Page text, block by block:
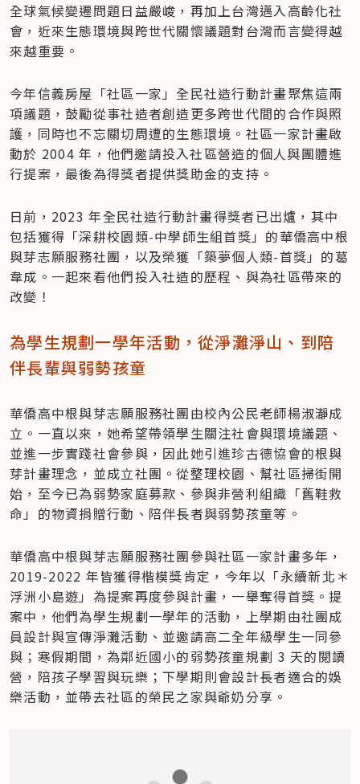
全球氣候變遷問題日益嚴峻，再加上台灣邁入高齡化社
會，近來生態環境與跨世代關懷議題對台灣而言變得越
來越重要。
今年信義房屋「社區一家」全民社造行動計畫聚焦這兩
項議題，鼓勵從事社造者創造更多跨世代間的合作與照
護，同時也不忘關切周遭的生態環境。社區一家計畫啟
動於 2004 年，他們邀請投入社區營造的個人與團體進
行提案，最後為得獎者提供獎助金的支持。
日前，2023 年全民社造行動計畫得獎者已出爐，其中
包括獲得「深耕校園類-中學師生組首獎」的華僑高中根
與芽志願服務社團，以及榮獲「築夢個人類-首獎」的葛
韋成。一起來看他們投入社造的歷程、與為社區帶來的
改變！
為學生規劃一學年活動，從淨灘淨山、到陪
伴長輩與弱勢孩童
華僑高中根與芽志願服務社團由校內公民老師楊淑瀞成
立。一直以來，她希望帶領學生關注社會與環境議題、
並進一步實踐社會參與，因此她引進珍古德協會的根與
芽計畫理念，並成立社團。從整理校園、幫社區掃街開
始，至今已為弱勢家庭募款、參與非營利組織「舊鞋救
命」的物資捐贈行動、陪伴長者與弱勢孩童等。
華僑高中根與芽志願服務社團參與社區一家計畫多年，
2019-2022 年皆獲得楷模獎肯定，今年以「永續新北＊
浮洲小島遊」為提案再度參與計畫，一舉奪得首獎。提
案中，他們為學生規劃一學年的活動，上學期由社團成
員設計與宣傳淨灘活動、並邀請高二全年級學生一同參
與；寒假期間，為鄰近國小的弱勢孩童規劃 3 天的閱讀
營，陪孩子學習與玩樂；下學期則會設計長者適合的娛
樂活動，並帶去社區的榮民之家與爺奶分享。